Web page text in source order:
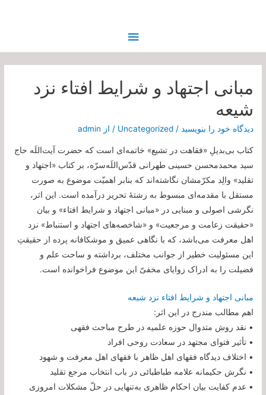
فهرست
اصلی
مبانی اجتهاد و شرایط افتاء نزد
شیعه
دیدگاه‌ خود را بنویسید /
Uncategorized / از admin
کتاب بی‌بدیلِ «فقاهت در تشیع» خاتمه‌ای است که حضرت آیت‌اللَه حاج
سید محمدمحسن حسینی طهرانی قدّس‌اللَه‌سرّه، بر کتاب «اجتهاد و
تقلید» والِد مکرّمشان نگاشته‌اند که بنابر اهمیّت موضوع به صورت
مستقل با مقدمه‌ای مبسوط به رشتۀ تحریر درآمده است. این اثر،
نگرشی اصولی و مبنایی در «مبانی اجتهاد و شرایط افتاء» و بیان
«حقیقت زعامت و مرجعیت» و «شاخصه‌های اجتهاد و استنباط» نزد
اهل معرفت می‌باشد، که با نگاهی عمیق و موشکافانه پرده از حقیقتِ
این مسئولیت خطیر از جوانب مختلف، برداشته و ساحت علم و
فضیلت را به ادراک زوایای مخفیّ این موضوع فراخوانده است.
مبانی اجتهاد و شرایط افتاء نزد شیعه
اهم مطالب مندرج در این اثر:
• نقد روش متدوال حوزه علمیه در طرح مباحث فقهی
• تأثیر فتوای مجتهد در سعادت روحی افراد
• اختلاف دیدگاه فقهای اهل ظاهر با فقهای اهل معرفت و شهود
• نگرش حکیمانه علامه طباطبائی در باب انتخاب مرجع تقلید
• عدم کفایت بیان احکام ظاهری به‌تنهایی در حلّ مشکلات امروزی